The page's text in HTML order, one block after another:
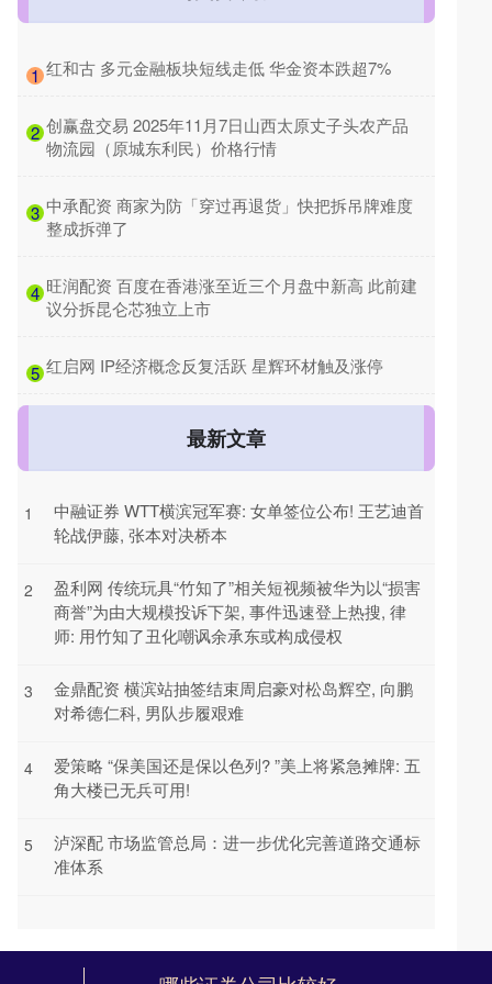
1 ​红和古 多元金融板块短线走低 华金资本跌超7%
2 ​创赢盘交易 2025年11月7日山西太原丈子头农产品
物流园（原城东利民）价格行情
3 ​中承配资 商家为防「穿过再退货」快把拆吊牌难度
整成拆弹了
4 ​旺润配资 百度在香港涨至近三个月盘中新高 此前建
议分拆昆仑芯独立上市
5 ​红启网 IP经济概念反复活跃 星辉环材触及涨停
最新文章
1
中融证券 WTT横滨冠军赛: 女单签位公布! 王艺迪首
轮战伊藤, 张本对决桥本
2
盈利网 传统玩具“竹知了”相关短视频被华为以“损害
商誉”为由大规模投诉下架, 事件迅速登上热搜, 律
师: 用竹知了丑化嘲讽余承东或构成侵权
3
金鼎配资 横滨站抽签结束周启豪对松岛辉空, 向鹏
对希德仁科, 男队步履艰难
4
爱策略 “保美国还是保以色列? ”美上将紧急摊牌: 五
角大楼已无兵可用!
5
泸深配 市场监管总局：进一步优化完善道路交通标
准体系